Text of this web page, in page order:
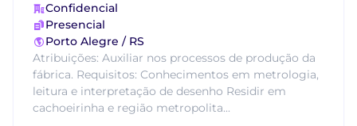
Confidencial
Presencial
Porto Alegre / RS
Atribuições: Auxiliar nos processos de produção da
fábrica. Requisitos: Conhecimentos em metrologia,
leitura e interpretação de desenho Residir em
cachoeirinha e região metropolita...